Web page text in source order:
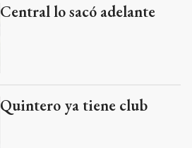
Central lo sacó adelante
Quintero ya tiene club